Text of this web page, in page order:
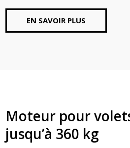
EN SAVOIR PLUS
Moteur pour
jusqu’à 360 kg